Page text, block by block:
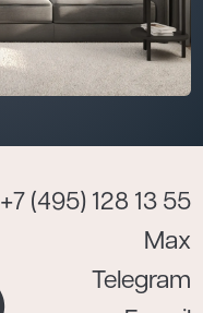
+7 (495) 128 13 55
Max
Telegram